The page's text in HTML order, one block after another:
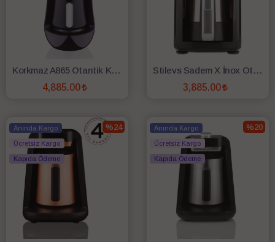
Korkmaz A865 Otantik Kahve Makinesi - Siyah
4,885.00
SEPETE EKLE
Stilevs Sadem X İnox Otomatik Türk Kahve Makinesi Siyah-Gümüş
3,885.00
%24
Anında Kargo
Ücretsiz Kargo
Kapıda Ödeme
%20
Anında Kargo
Ücretsiz Kargo
Kapıda Ödeme